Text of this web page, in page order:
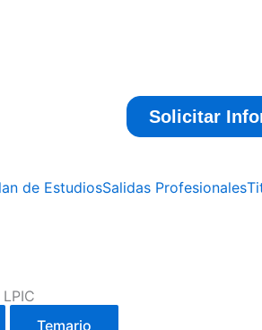
de EstudiosSalidas Profesionales
Temario